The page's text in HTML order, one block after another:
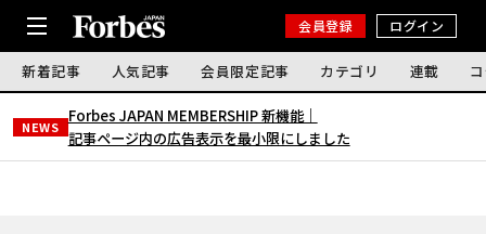
会員登録 ログイン
新着記事 人気記事 会員限定記事 カテゴリ 連載
NEWS
Forbes JAPAN MEMBERSHIP 新機能｜
記事ページ内の広告表示を最小限にしました